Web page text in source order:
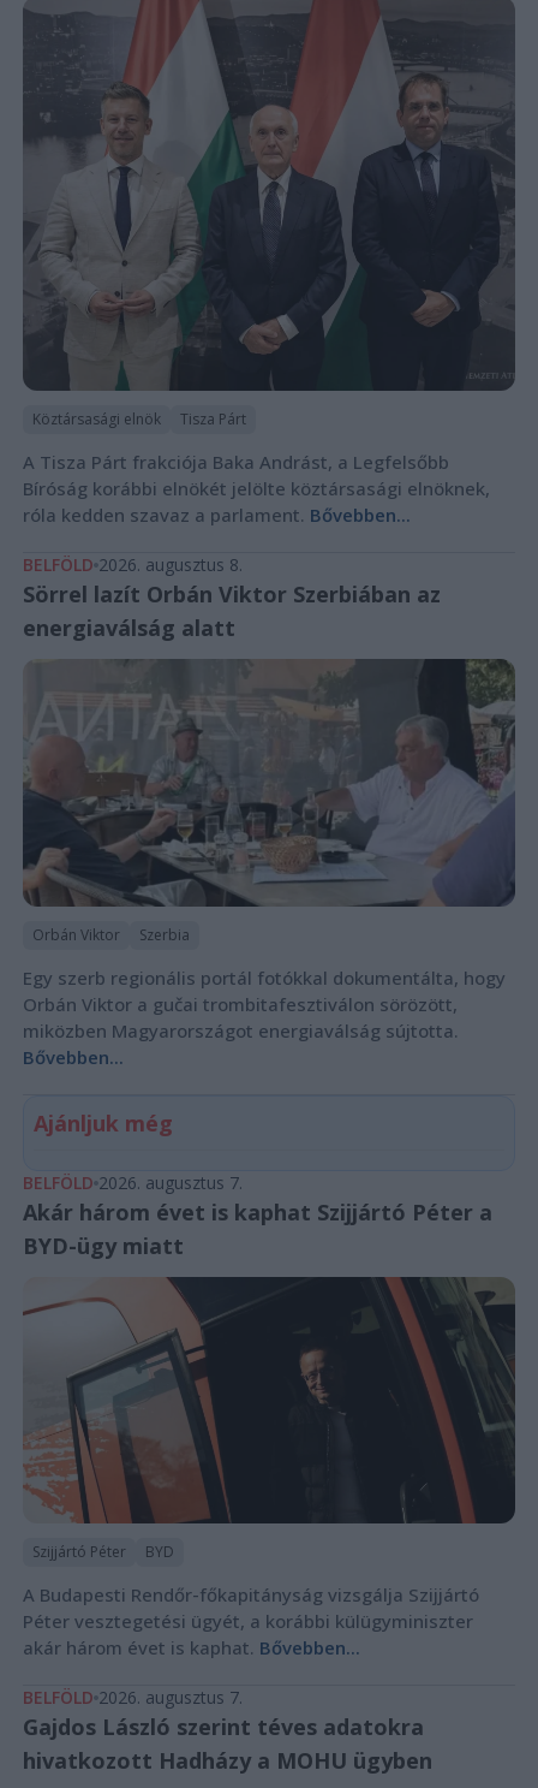
Köztársasági elnök Tisza Párt
A Tisza Párt frakciója Baka Andrást, a Legfelsőbb
Bíróság korábbi elnökét jelölte köztársasági elnöknek,
róla kedden szavaz a parlament. Bővebben...
BELFÖLD 2026. augusztus 8.
Sörrel lazít Orbán Viktor Szerbiában az
energiaválság alatt
Orbán Viktor Szerbia
Egy szerb regionális portál fotókkal dokumentálta, hogy
Orbán Viktor a gučai trombitafesztiválon sörözött,
miközben Magyarországot energiaválság sújtotta.
Bővebben...
Ajánljuk még
BELFÖLD 2026. augusztus 7.
Akár három évet is kaphat Szijjártó Péter a
BYD-ügy miatt
Szijjártó Péter BYD
A Budapesti Rendőr-főkapitányság vizsgálja Szijjártó
Péter vesztegetési ügyét, a korábbi külügyminiszter
akár három évet is kaphat. Bővebben...
BELFÖLD 2026. augusztus 7.
Gajdos László szerint téves adatokra
hivatkozott Hadházy a MOHU ügyben